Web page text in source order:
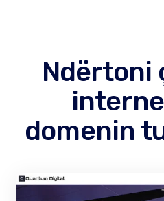
Ndërtoni
domenin